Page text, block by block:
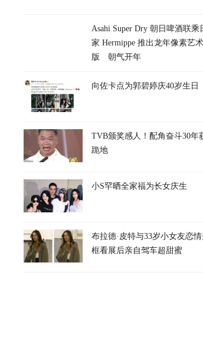
Asahi Super Dry 朝日啤酒联乘
家 Hermippe 推出龙年像素艺
版 朝气开年
向佐卡点为郭碧婷庆40岁生日
TVB颁奖感人！配角奋斗30年
跪地
小S罕晒全家福为长女庆生
布拉德·皮特与33岁小女友恋
框看展后亲自驾车超甜蜜